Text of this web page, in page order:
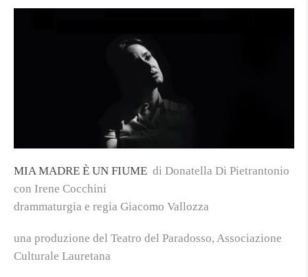
MIA MADRE È UN FIUME di Donatella Di Pietrantonio
con Irene Cocchini
drammaturgia e regia Giacomo Vallozza
una produzione del Teatro del Paradosso, Associazione
Culturale Lauretana